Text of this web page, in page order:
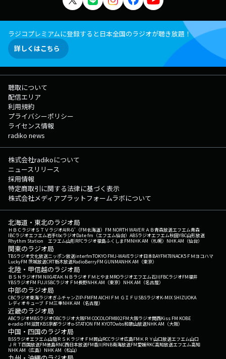
ラジコプレミアムに登録すると日本全国のラジオが聴き放題！
詳しくはこちら
聴取について
配信エリア
利用規約
プライバシーポリシー
ライセンス情報
radiko news
株式会社radikoについて
ニュースリリース
採用情報
特定商取引に関する法律に基づく表示
株式会社メディアプラットフォームラボについて
北海道・東北のラジオ局
ＨＢＣラジオＳＴＶラジオAIR-G'（FM北海道） FM NORTH WAVEＲＡＢ青森放送エフエム青森
IBCラジオエフエム岩手tbcラジオDate fm（エフエム仙台） ABSラジオエフエム秋田YBC山形放送
Rhythm Station エフエム山形RFCラジオ福島ふくしまFMNHK AM（札幌） NHK AM（仙台）
関東のラジオ局
TBSラジオ文化放送ニッポン放送interfmTOKYO FMJ-WAVEラジオ日本BAYFM78NACK5 ＦＭヨコハマ
LuckyFM 茨城放送CRT栃木放送RadioBerryFM GUNMANHK AM（東京）
北陸・甲信越のラジオ局
ＢＳＮラジオFM NIIGATAＫＮＢラジオ ＦＭとやまMROラジオエフエム石川FBCラジオFM福井
YBSラジオFM FUJISBCラジオ ＦＭ長野NHK AM（東京） NHK AM（名古屋）
中部のラジオ局
CBCラジオ東海ラジオぎふチャンZIP-FMFM AICHI ＦＭ ＧＩＦＵ SBSラジオK-MIX SHIZUOKA
レディオキューブ ＦＭ三重NHK AM（名古屋）
近畿のラジオ局
ABCラジオMBSラジオOBCラジオ大阪FM COCOLOFM802FM大阪ラジオ関西Kiss FM KOBE
e-radio FM滋賀KBS京都ラジオα-STATION FM KYOTOwbs和歌山放送NHK AM（大阪）
中国・四国のラジオ局
BSSラジオエフエム山陰ＲＳＫラジオ ＦＭ岡山RCCラジオ広島FM ＫＲＹ山口放送エフエム山口
ＪＲＴ四国放送FM徳島RNC西日本放送FM香川RNB南海放送FM愛媛RKC高知放送エフエム高知
NHK AM（広島） NHK AM（松山）